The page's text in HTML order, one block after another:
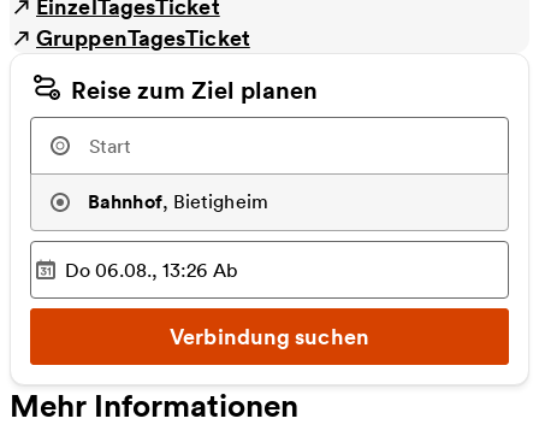
EinzelTagesTicket
GruppenTagesTicket
Reise zum Ziel planen
Bahnhof, Bietigheim
Ausgewählter Zeitpunkt
Do 06.08., 13:26 Ab
Verbindung suchen
Mehr Informationen